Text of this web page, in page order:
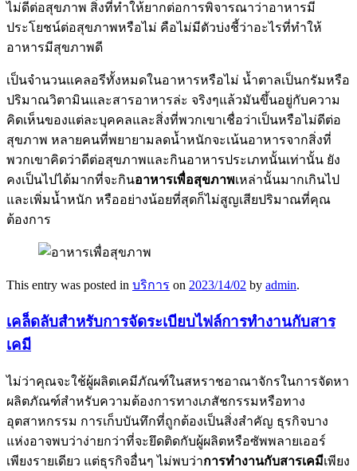
ไม่ดีต่อสุขภาพ สิ่งที่ทำให้ยากต่อการพิจารณาว่าอาหารมี
ประโยชน์ต่อสุขภาพหรือไม่ คือไม่มีตัวบ่งชี้ว่าอะไรที่ทำให้
อาหารมีสุขภาพดี
เป็นจำนวนแคลอรีทั้งหมดในอาหารหรือไม่ น้ำตาลเป็นกรัมหรือ
ปริมาณวิตามินและสารอาหารล่ะ จริงๆแล้วมันขึ้นอยู่กับความ
คิดเห็นของแต่ละบุคคลและสิ่งที่พวกเขาเชื่อว่าเป็นหรือไม่ดีต่อ
สุขภาพ หลายคนที่พยายามลดน้ำหนักจะเน้นอาหารจากสิ่งที่
พวกเขาคิดว่าดีต่อสุขภาพและกินอาหารประเภทนั้นเท่านั้น ยัง
คงเป็นไปได้มากที่จะกินอาหารเพื่อสุขภาพเหล่านั้นมากเกินไป
และเพิ่มน้ำหนัก หรืออย่างน้อยที่สุดก็ไม่สูญเสียปริมาณที่คุณ
ต้องการ
This entry was posted in บริการ on 2023/14/02 by admin.
เคล็ดลับสำหรับการจัดระเบียบไฟล์การทำงานกับสาร
เคมี
ไม่ว่าคุณจะใช้ผู้ผลิตเคมีภัณฑ์ในสหราชอาณาจักรในการจัดหา
ผลิตภัณฑ์สำหรับความต้องการทางเภสัชกรรมหรือทาง
อุตสาหกรรม การเก็บบันทึกที่ถูกต้องเป็นสิ่งสำคัญ ธุรกิจบาง
แห่งอาจพบว่าง่ายกว่าที่จะยึดติดกับผู้ผลิตหรือซัพพลายเออร์
เพียงรายเดียว แต่ธุรกิจอื่นๆ ไม่พบว่าการทำงานกับสารเคมีเพียง